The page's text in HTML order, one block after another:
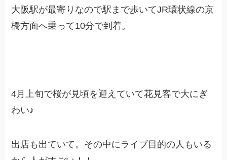
大阪駅が最寄りなので駅まで歩いてJR環状線の京
橋方面へ乗って10分で到着。
4月上旬で桜が見頃を迎えていて花見客で大にぎ
わい♪
出店も出ていて。その中にライブ目的の人もいる